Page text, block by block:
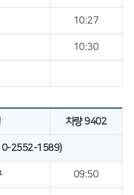
10:27
10:30
차량 9402
2552-1589)
09:50